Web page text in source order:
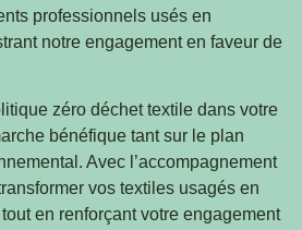
professionnels usés en
notre engagement en faveur de
zéro déchet textile dans votre
bénéfique tant sur le plan
Avec l’accompagnement
vos textiles usagés en
en renforçant votre engagement